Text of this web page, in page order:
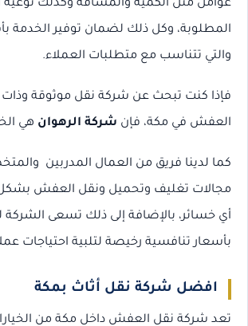
عوامل مثل الكمية والمسافة وكذلك نوعية
المطلوبة، وكل ذلك لضمان توفير الخدمة
والتي تتناسب مع متطلبات العملاء.
فإذا كنت تبحث عن شركة نقل موثوقة وذات
العفش في مكة، فإن شركة الرهوان هي
كما لدينا فريق من العمال المدربين
مجالات تغليف وتحميل ونقل العفش
أي خسائر، بالإضافة إلى ذلك تسعى الشركة
بأسعار تنافسية رخيصة لتلبية احتياجات
افضل شركة نقل أثاث بمكة
تعد شركة نقل العفش داخل مكة من الخيارات